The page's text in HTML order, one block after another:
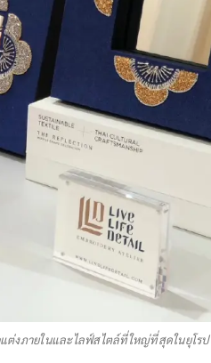
ต่งภายในและไลฟ์สไตล์ที่ใหญ่ที่สุดในยุโรป